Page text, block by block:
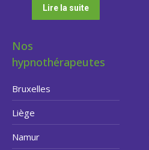
Lire la suite
Nos
hypnothérapeutes
Bruxelles
Liège
Namur